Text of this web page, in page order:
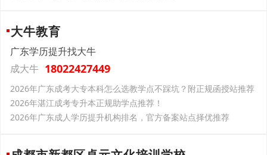
大牛教育
广东学历提升找大牛
成大牛 18022427449
2026年广东成考大专本科怎么选教学点不踩坑？附正规函授站推荐
2026年湛江成考专升本正规助学点推荐！
2026年广东成人学历提升机构排名，官方备案站点择优推荐